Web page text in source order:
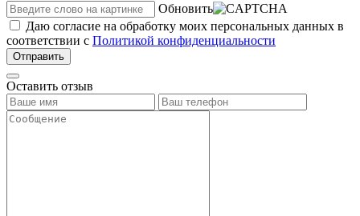
Обновить
Даю согласие на обработку моих персональных данных в
соответствии с Политикой конфиденциальности
Отправить
Оставить отзыв